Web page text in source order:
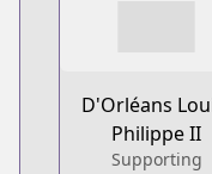
D'Orléans
Philippe II
Supporting